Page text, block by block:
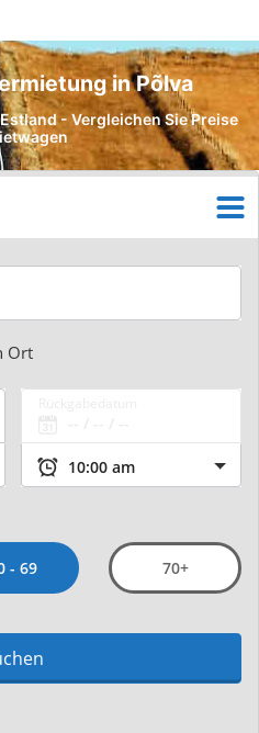
in Põlva
- Vergleichen Sie Preise
Ort
- 69 70+